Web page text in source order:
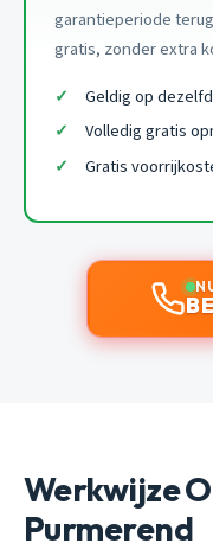
garantieperiode
gratis, zonder extra
Geldig op
Volledig gratis
Gratis
Werkwijze
Purmerend